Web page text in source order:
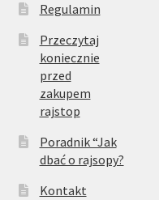
Regulamin
Przeczytaj
koniecznie
przed
zakupem
rajstop
Poradnik “Jak
dbać o rajsopy?
Kontakt